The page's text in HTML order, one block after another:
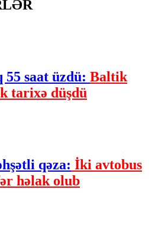
55 saat üzdü: Baltik
tarixə düşdü
qəza: İki avtobus
həlak olub